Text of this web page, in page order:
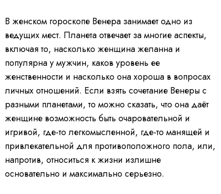
В женском гороскопе Венера занимает одно из
ведущих мест. Планета отвечает за многие аспекты,
включая то, насколько женщина желанна и
популярна у мужчин, каков уровень ее
женственности и насколько она хороша в вопросах
личных отношений. Если взять сочетание Венеры с
разными планетами, то можно сказать, что она даёт
женщине возможность быть очаровательной и
игривой, где-то легкомысленной, где-то манящей и
привлекательной для противоположного пола, или,
напротив, относиться к жизни излишне
основательно и максимально серьезно.